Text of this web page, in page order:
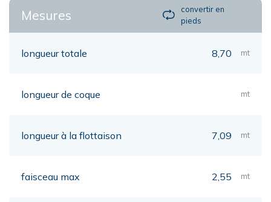
Mesures
convertir en
pieds
longueur totale 8,70 mt
longueur de coque mt
longueur à la flottaison 7,09 mt
faisceau max 2,55 mt